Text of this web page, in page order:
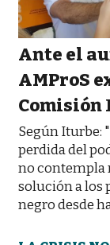
Ante el
AMProS
Comisión
Según Iturbe:
perdida del
no contempla
solución a los
negro desde